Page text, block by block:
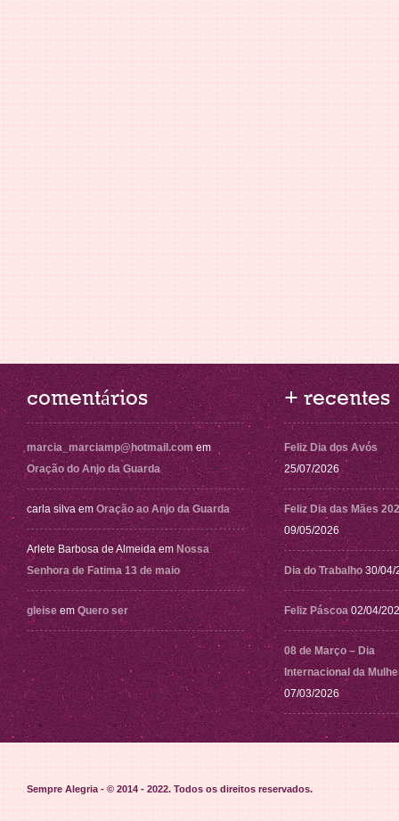
comentários
marcia_marciamp@hotmail.com em
Oração do Anjo da Guarda
carla silva em Oração ao Anjo da Guarda
Arlete Barbosa de Almeida em Nossa
Senhora de Fatima 13 de maio
gleise em Quero ser
+ recentes
Feliz Dia dos Avós
25/07/2026
Feliz Dia das Mães
09/05/2026
Dia do Trabalho 30/04/
Feliz Páscoa 02/04/
08 de Março – Dia
Internacional da
07/03/2026
Sempre Alegria - © 2014 - 2022. Todos os direitos reservados.